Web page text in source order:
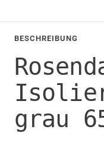
BESCHREIBUNG
grau